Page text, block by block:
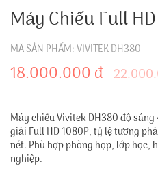
Máy Chiếu Full
MÃ SẢN PHẨM: VIVITEK DH380
18.000.000 đ
Máy chiếu Vivitek DH380 độ
giải Full HD 1080P, tỷ lệ tương
nét. Phù hợp phòng họp, lớp học,
nghiệp.